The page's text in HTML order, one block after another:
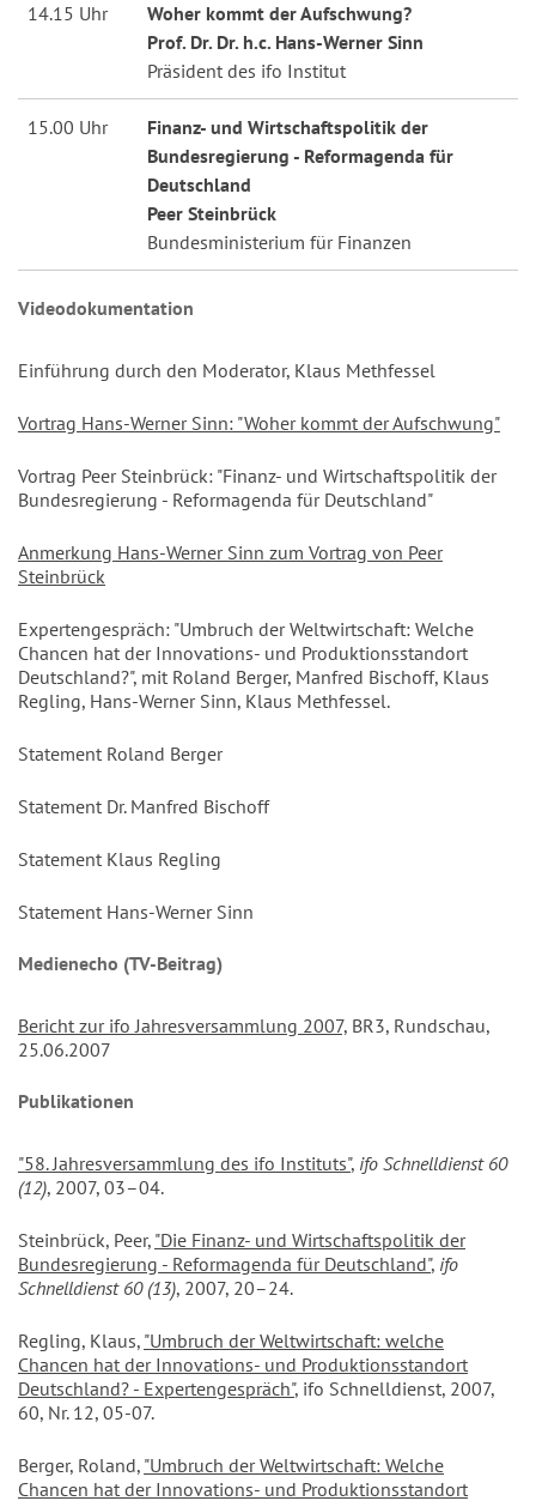
14.15 Uhr
Woher kommt der Aufschwung?
Prof. Dr. Dr. h.c. Hans-Werner Sinn
Präsident des ifo Institut
15.00 Uhr
Finanz- und Wirtschaftspolitik der
Bundesregierung - Reformagenda für
Deutschland
Peer Steinbrück
Bundesministerium für Finanzen
Videodokumentation
Einführung durch den Moderator, Klaus Methfessel
Vortrag Hans-Werner Sinn: "Woher kommt der Aufschwung"
Vortrag Peer Steinbrück: "Finanz- und Wirtschaftspolitik der
Bundesregierung - Reformagenda für Deutschland"
Anmerkung Hans-Werner Sinn zum Vortrag von Peer
Steinbrück
Expertengespräch: "Umbruch der Weltwirtschaft: Welche
Chancen hat der Innovations- und Produktionsstandort
Deutschland?", mit Roland Berger, Manfred Bischoff, Klaus
Regling, Hans-Werner Sinn, Klaus Methfessel.
Statement Roland Berger
Statement Dr. Manfred Bischoff
Statement Klaus Regling
Statement Hans-Werner Sinn
Medienecho (TV-Beitrag)
Bericht zur ifo Jahresversammlung 2007, BR3, Rundschau,
25.06.2007
Publikationen
"58. Jahresversammlung des ifo Instituts", ifo Schnelldienst 60
(12), 2007, 03–04.
Steinbrück, Peer, "Die Finanz- und Wirtschaftspolitik der
Bundesregierung - Reformagenda für Deutschland", ifo
Schnelldienst 60 (13), 2007, 20–24.
Regling, Klaus, "Umbruch der Weltwirtschaft: welche
Chancen hat der Innovations- und Produktionsstandort
Deutschland? - Expertengespräch", ifo Schnelldienst, 2007,
60, Nr. 12, 05-07.
Berger, Roland, "Umbruch der Weltwirtschaft: Welche
Chancen hat der Innovations- und Produktionsstandort